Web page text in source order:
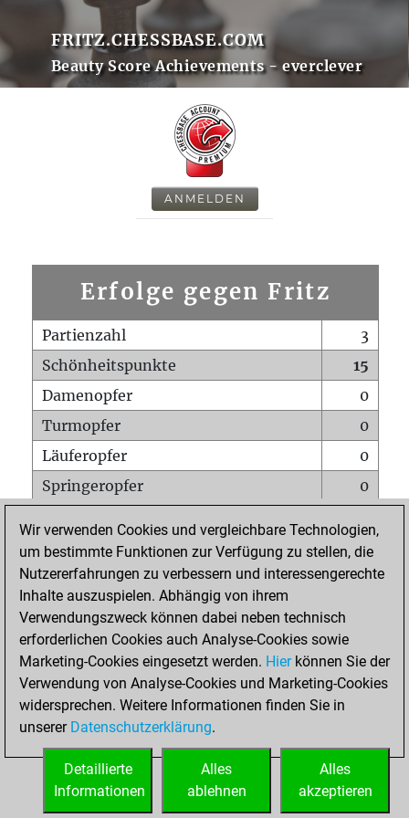
FRITZ.CHESSBASE.COM
Beauty Score Achievements - everclever
ANMELDEN
Erfolge gegen Fritz
Partienzahl
3
Schönheitspunkte
15
Damenopfer
0
Turmopfer
0
Läuferopfer
0
Springeropfer
0
Matt auf vollem Brett
0
Bauer setzt Matt
0
Erstickte Matts
Unterverwandlungen
Türme auf der siebten
0
STARTSEITE
Wir verwenden Cookies und vergleichbare Technologien,
um bestimmte Funktionen zur Verfügung zu stellen, die
Nutzererfahrungen zu verbessern und interessengerechte
Inhalte auszuspielen. Abhängig von ihrem
Verwendungszweck können dabei neben technisch
erforderlichen Cookies auch Analyse-Cookies sowie
Marketing-Cookies eingesetzt werden. Hierkönnen Sie der
Verwendung von Analyse-Cookies und Marketing-Cookies
widersprechen. Weitere Informationen finden Sie in
unserer Datenschutzerklärung.
Alles
akzeptieren
Alles
ablehnen
Detaillierte
Informationen